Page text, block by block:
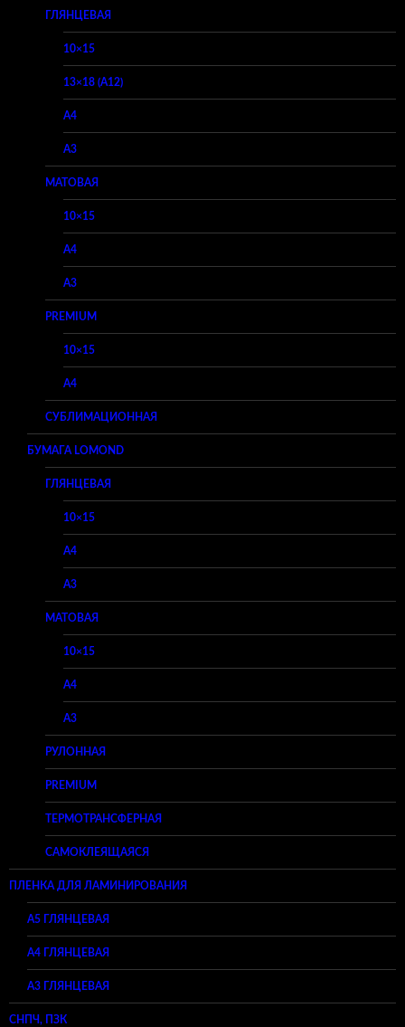
ГЛЯНЦЕВАЯ
10×15
13×18 (A12)
A4
A3
МАТОВАЯ
10×15
A4
A3
PREMIUM
10×15
A4
СУБЛИМАЦИОННАЯ
БУМАГА LOMOND
ГЛЯНЦЕВАЯ
10×15
A4
A3
МАТОВАЯ
10×15
A4
A3
РУЛОННАЯ
PREMIUM
ТЕРМОТРАНСФЕРНАЯ
САМОКЛЕЯЩАЯСЯ
ПЛЕНКА ДЛЯ ЛАМИНИРОВАНИЯ
A5 ГЛЯНЦЕВАЯ
А4 ГЛЯНЦЕВАЯ
A3 ГЛЯНЦЕВАЯ
СНПЧ, ПЗК